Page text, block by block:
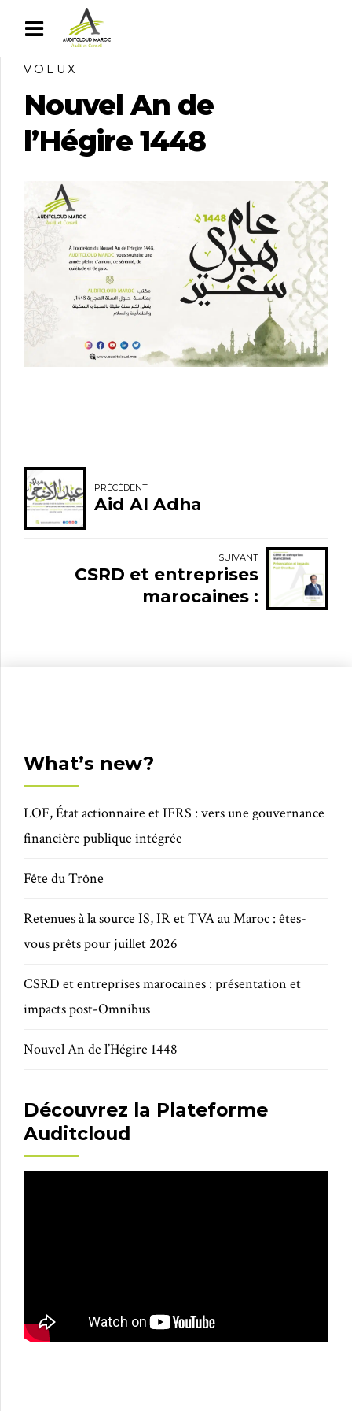
VOEUX
Nouvel An de
l’Hégire 1448
PRÉCÉDENT
Aid Al Adha
SUIVANT
CSRD et entreprises
marocaines :
What’s new?
LOF, État actionnaire et IFRS : vers une gouvernance
financière publique intégrée
Fête du Trône
Retenues à la source IS, IR et TVA au Maroc : êtes-
vous prêts pour juillet 2026
CSRD et entreprises marocaines : présentation et
impacts post-Omnibus
Nouvel An de l’Hégire 1448
Découvrez la Plateforme
Auditcloud